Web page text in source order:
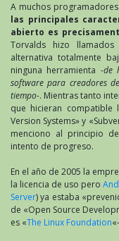
A muchos
las principales
abierto es
Torvalds hizo
alternativa totalmente
ninguna herramienta -de
software para creadores
tiempo-. Mientras tanto
que hicieran compatible
Version Systems» y
menciono al principio
intento de progreso.
En el año de 2005 la
la licencia de uso pero
Server) ya estaba
de «Open Source
es «The Linux Foundation